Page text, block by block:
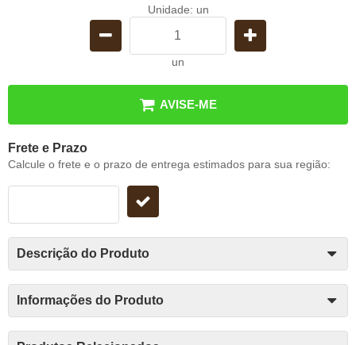
Unidade: un
un
AVISE-ME
Frete e Prazo
Calcule o frete e o prazo de entrega estimados para sua região:
Descrição do Produto
Informações do Produto